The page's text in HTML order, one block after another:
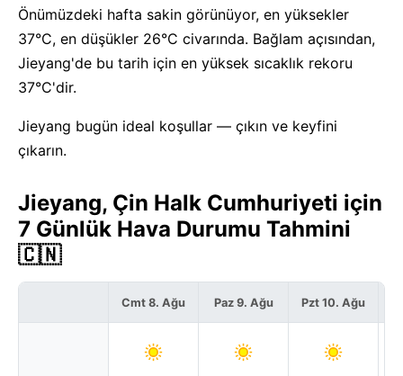
Önümüzdeki hafta sakin görünüyor, en yüksekler
37°C, en düşükler 26°C civarında. Bağlam açısından,
Jieyang'de bu tarih için en yüksek sıcaklık rekoru
37°C'dir.
Jieyang bugün ideal koşullar — çıkın ve keyfini
çıkarın.
Jieyang, Çin Halk Cumhuriyeti için
7 Günlük Hava Durumu Tahmini
🇨🇳
Cmt 8. Ağu Paz 9. Ağu Pzt 10. Ağu